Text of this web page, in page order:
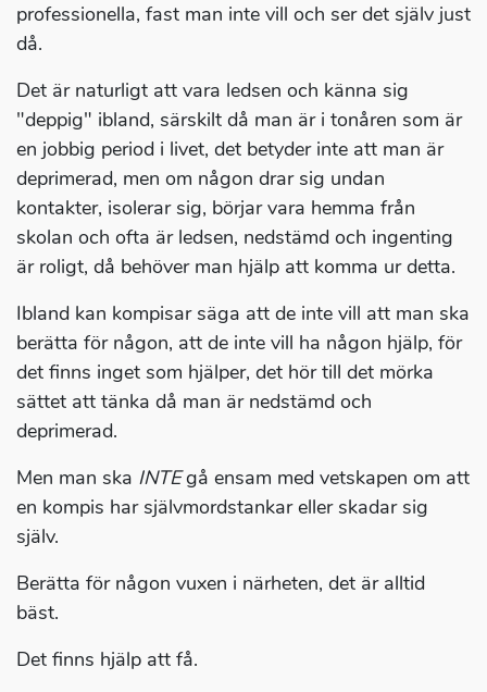
professionella, fast man inte vill och ser det själv just
då.
Det är naturligt att vara ledsen och känna sig
"deppig" ibland, särskilt då man är i tonåren som är
en jobbig period i livet, det betyder inte att man är
deprimerad, men om någon drar sig undan
kontakter, isolerar sig, börjar vara hemma från
skolan och ofta är ledsen, nedstämd och ingenting
är roligt, då behöver man hjälp att komma ur detta.
Ibland kan kompisar säga att de inte vill att man ska
berätta för någon, att de inte vill ha någon hjälp, för
det finns inget som hjälper, det hör till det mörka
sättet att tänka då man är nedstämd och
deprimerad.
Men man ska INTEgå ensam med vetskapen om att
en kompis har självmordstankar eller skadar sig
själv.
Berätta för någon vuxen i närheten, det är alltid
bäst.
Det finns hjälp att få.